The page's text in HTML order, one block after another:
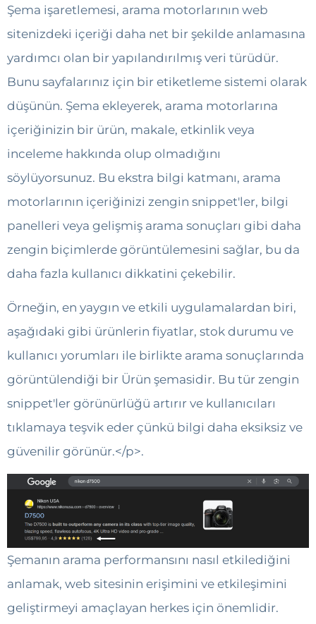
Şema işaretlemesi, arama motorlarının web
sitenizdeki içeriği daha net bir şekilde anlamasına
yardımcı olan bir yapılandırılmış veri türüdür.
Bunu sayfalarınız için bir etiketleme sistemi olarak
düşünün. Şema ekleyerek, arama motorlarına
içeriğinizin bir ürün, makale, etkinlik veya
inceleme hakkında olup olmadığını
söylüyorsunuz. Bu ekstra bilgi katmanı, arama
motorlarının içeriğinizi zengin snippet'ler, bilgi
panelleri veya gelişmiş arama sonuçları gibi daha
zengin biçimlerde görüntülemesini sağlar, bu da
daha fazla kullanıcı dikkatini çekebilir.
Örneğin, en yaygın ve etkili uygulamalardan biri,
aşağıdaki gibi ürünlerin fiyatlar, stok durumu ve
kullanıcı yorumları ile birlikte arama sonuçlarında
görüntülendiği bir Ürün şemasidir. Bu tür zengin
snippet'ler görünürlüğü artırır ve kullanıcıları
tıklamaya teşvik eder çünkü bilgi daha eksiksiz ve
güvenilir görünür.</p>.
Şemanın arama performansını nasıl etkilediğini
anlamak, web sitesinin erişimini ve etkileşimini
geliştirmeyi amaçlayan herkes için önemlidir.